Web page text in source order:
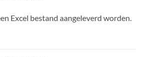
Excel bestand aangeleverd worden.